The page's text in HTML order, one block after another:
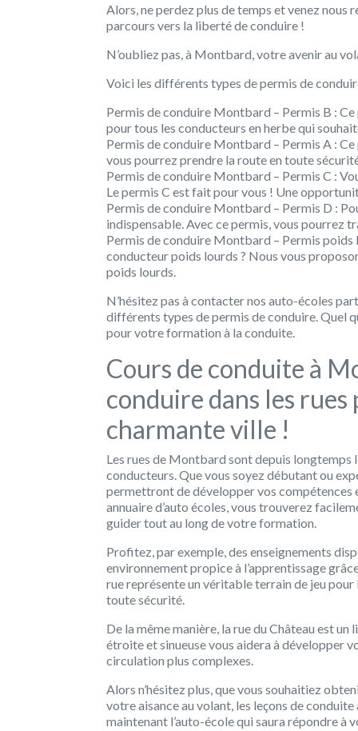
Alors, ne perdez plus de temps et venez
parcours vers la liberté de conduire !
N’oubliez pas, à Montbard, votre avenir au
Voici les différents types de permis de
Permis de conduire Montbard – Permis B :
pour tous les conducteurs en herbe qui
Permis de conduire Montbard – Permis A :
vous pourrez prendre la route en toute
Permis de conduire Montbard – Permis C :
Le permis C est fait pour vous ! Une
Permis de conduire Montbard – Permis D :
indispensable. Avec ce permis, vous pourrez
Permis de conduire Montbard – Permis poids
conducteur poids lourds ? Nous vous
poids lourds.
N’hésitez pas à contacter nos auto-écoles
différents types de permis de conduire. Quel
pour votre formation à la conduite.
Cours de conduite à
conduire dans les
charmante ville !
Les rues de Montbard sont depuis
conducteurs. Que vous soyez débutant ou
permettront de développer vos compétences
annuaire d’auto écoles, vous trouverez
guider tout au long de votre formation.
Profitez, par exemple, des enseignements
environnement propice à l’apprentissage
rue représente un véritable terrain de jeu
toute sécurité.
De la même manière, la rue du Château est
étroite et sinueuse vous aidera à développer
circulation plus complexes.
Alors n’hésitez plus, que vous souhaitiez
votre aisance au volant, les leçons de
maintenant l’auto-école qui saura répondre à